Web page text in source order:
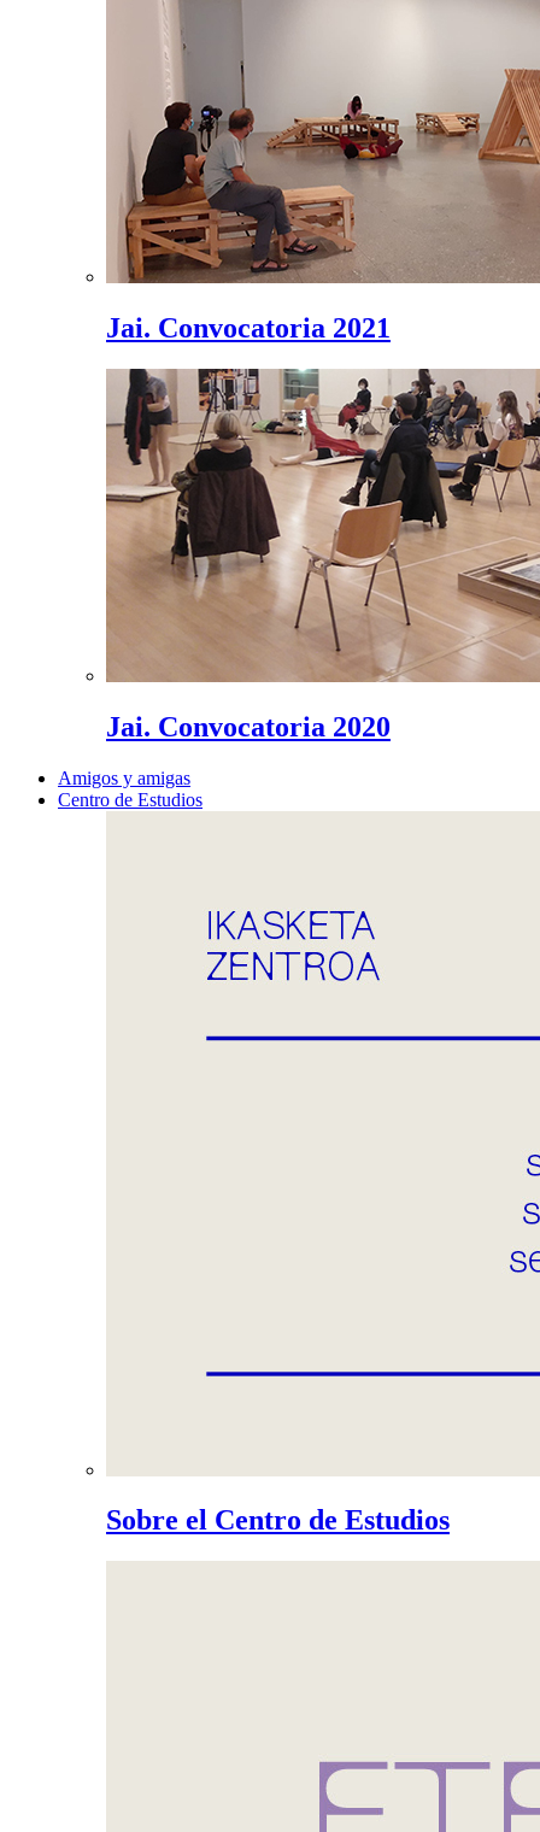
Jai. Convocatoria 2021
Jai. Convocatoria 2020
Amigos y amigas
Centro de Estudios
Sobre el Centro de Estudios